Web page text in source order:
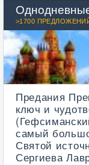
>1700
Предания
ключ и
самый
Святой
Сергиева